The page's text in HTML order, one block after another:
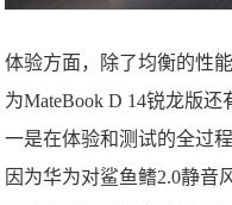
体验方面，除了均衡的性
为MateBook D 14锐龙版
一是在体验和测试的全过
因为华为对鲨鱼鳍2.0静音